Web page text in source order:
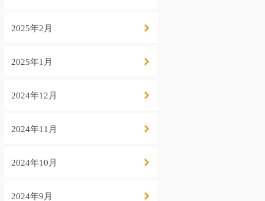
2025年2月
2025年1月
2024年12月
2024年11月
2024年10月
2024年9月